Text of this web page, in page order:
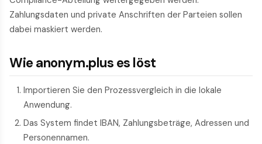
Zahlungsdaten und private Anschriften der Parteien sollen
dabei maskiert werden.
Wie anonym.plus es löst
Importieren Sie den Prozessvergleich in die lokale
Anwendung.
Das System findet IBAN, Zahlungsbeträge, Adressen und
Personennamen.